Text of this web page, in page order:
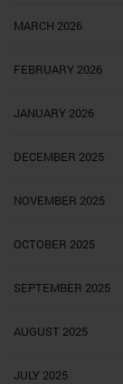
MARCH 2026
FEBRUARY 2026
JANUARY 2026
DECEMBER 2025
NOVEMBER 2025
OCTOBER 2025
SEPTEMBER 2025
AUGUST 2025
JULY 2025